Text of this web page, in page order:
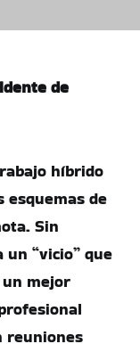
de
híbrido
esquemas de
Sin
“vicio” que
mejor
reuniones